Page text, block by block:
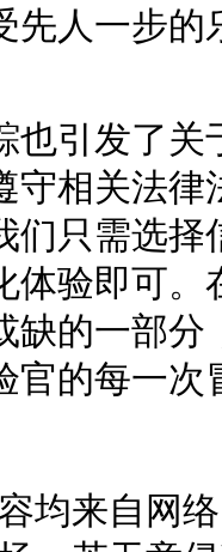
先人一步的
引发了关
守相关法
们只需选
体验即可
缺的一部
官的每一次
均来自网